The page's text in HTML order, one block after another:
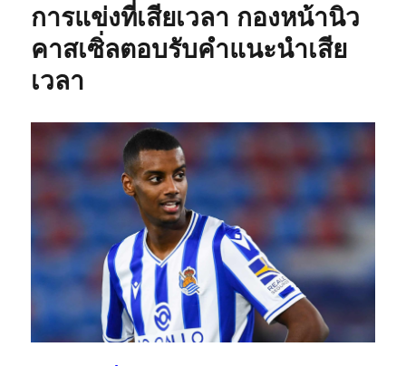
การแข่งที่เสียเวลา กองหน้านิว
คาสเซิ่ลตอบรับคำแนะนำเสีย
เวลา